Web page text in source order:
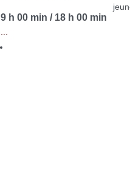
9 h 00 min / 18 h 00 min